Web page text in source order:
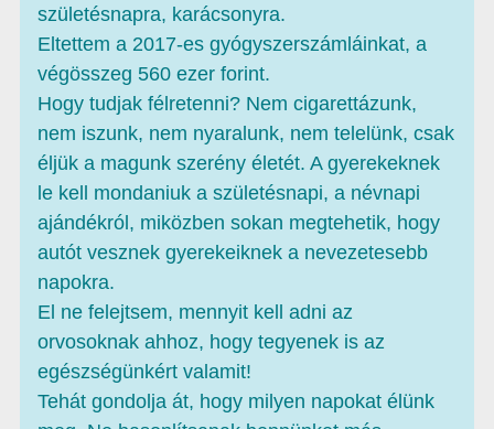
születésnapra, karácsonyra.
Eltettem a 2017-es gyógyszerszámláinkat, a
végösszeg 560 ezer forint.
Hogy tudjak félretenni? Nem cigarettázunk,
nem iszunk, nem nyaralunk, nem telelünk, csak
éljük a magunk szerény életét. A gyerekeknek
le kell mondaniuk a születésnapi, a névnapi
ajándékról, miközben sokan megtehetik, hogy
autót vesznek gyerekeiknek a nevezetesebb
napokra.
El ne felejtsem, mennyit kell adni az
orvosoknak ahhoz, hogy tegyenek is az
egészségünkért valamit!
Tehát gondolja át, hogy milyen napokat élünk